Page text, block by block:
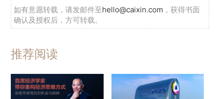
如有意愿转载，请发邮件至hello@caixin.com ，获得书面
确认及授权后，方可转载。
推荐阅读